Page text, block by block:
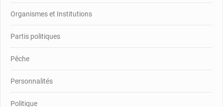
Organismes et Institutions
Partis politiques
Pêche
Personnalités
Politique